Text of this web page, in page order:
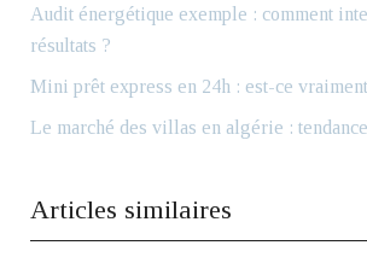
Audit énergétique exemple : comment
résultats ?
Mini prêt express en 24h : est-ce
Le marché des villas en algérie :
Articles similaires